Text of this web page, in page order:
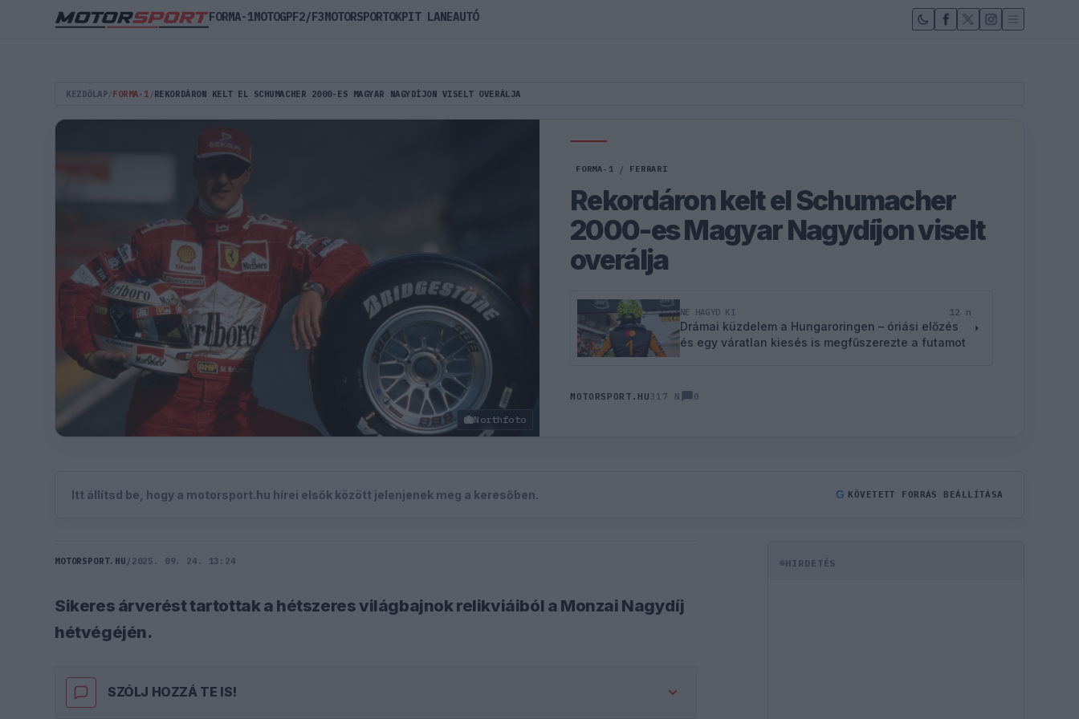
KEZDŐLAP FORMA-1 REKORDÁRON KELT EL SCHUMACHER 2000-ES MAGYAR NAGYDÍJON VISELT OVERÁLJA
Northfoto
FORMA-1 / FERRARI
Rekordáron kelt el Schumacher
2000-es Magyar Nagydíjon viselt
overálja
NE HAGYD KI 12 n
Drámai küzdelem a Hungaroringen – óriási előzés
és egy váratlan kiesés is megfűszerezte a futamot
MOTORSPORT.HU317 N 0
Itt állítsd be, hogy a motorsport.hu hírei elsők között jelenjenek meg a keresőben. G KÖVETETT FORRÁS BEÁLLÍTÁSA
MOTORSPORT.HU / 2025. 09. 24. 13:24
Sikeres árverést tartottak a hétszeres világbajnok relikviáiból a Monzai Nagydíj
hétvégéjén.
SZÓLJ HOZZÁ TE IS!
HIRDETÉS
FORMA-1MOTOGPF2/F3MOTORSPORTOKPIT LANEAUTÓ